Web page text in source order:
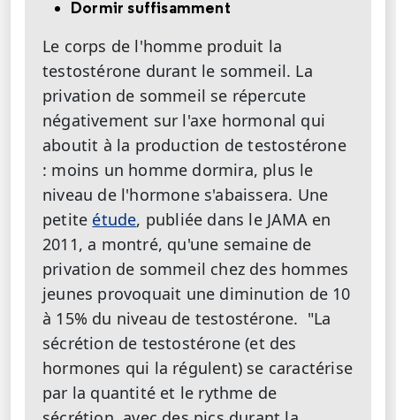
Dormir suffisamment
Le corps de l'homme produit la
testostérone durant le sommeil. La
privation de sommeil se répercute
négativement sur l'axe hormonal qui
aboutit à la production de testostérone
: moins un homme dormira, plus le
niveau de l'hormone s'abaissera. Une
petite étude, publiée dans le JAMA en
2011, a montré, qu'une semaine de
privation de sommeil chez des hommes
jeunes provoquait une diminution de 10
à 15% du niveau de testostérone. "La
sécrétion de testostérone (et des
hormones qui la régulent) se caractérise
par la quantité et le rythme de